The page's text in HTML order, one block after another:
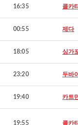
16:35 콜카
00:55 제다
18:05 싱가
23:20 두바
19:40 카트
19:55 콜카